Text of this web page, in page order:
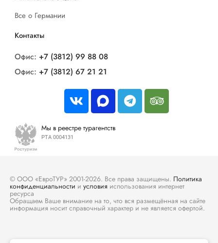
Все о Германии
Контакты
Офис: +7 (3812) 99 88 08
Офис: +7 (3812) 67 21 21
Мы в реестре турагентств
РТА 0004131
© ООО «ЕвроТУР» 2001-2026. Все права защищены. Политика
конфиденциальности и условия использования интернет
ресурса
Обращаем Ваше внимание на то, что вся размещённая на сайте
информация носит справочный характер и не является офертой.